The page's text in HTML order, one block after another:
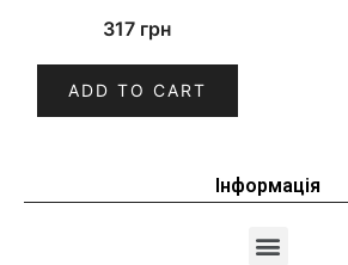
317 грн
ADD TO CART
Інформація